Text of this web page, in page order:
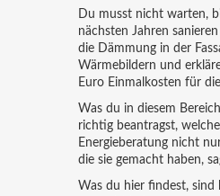
Du musst nicht warten,
nächsten Jahren
die Dämmung in der
Wärmebildern und
Euro Einmalkosten für
Was du in diesem
richtig beantragst,
Energieberatung nicht
die sie gemacht haben,
Was du hier findest, sind